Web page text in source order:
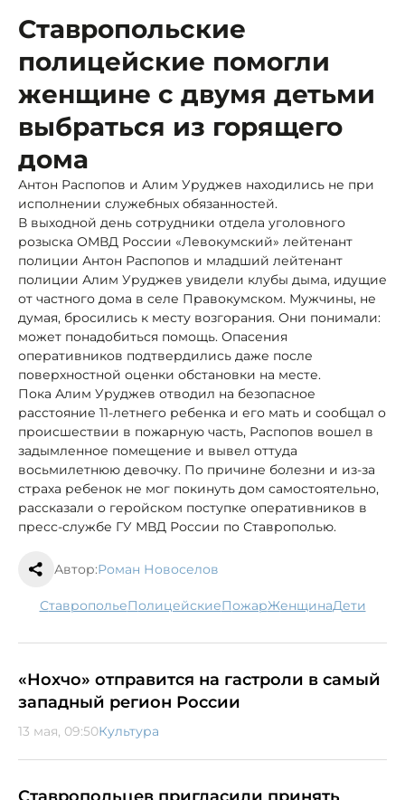
Ставропольские
полицейские помогли
женщине с двумя детьми
выбраться из горящего
дома
Антон Распопов и Алим Уруджев находились не при
исполнении служебных обязанностей.
В выходной день сотрудники отдела уголовного
розыска ОМВД России «Левокумский» лейтенант
полиции Антон Распопов и младший лейтенант
полиции Алим Уруджев увидели клубы дыма, идущие
от частного дома в селе Правокумском. Мужчины, не
думая, бросились к месту возгорания. Они понимали:
может понадобиться помощь. Опасения
оперативников подтвердились даже после
поверхностной оценки обстановки на месте.
Пока Алим Уруджев отводил на безопасное
расстояние 11-летнего ребенка и его мать и сообщал о
происшествии в пожарную часть, Распопов вошел в
задымленное помещение и вывел оттуда
восьмилетнюю девочку. По причине болезни и из-за
страха ребенок не мог покинуть дом самостоятельно,
рассказали о геройском поступке оперативников в
пресс-службе ГУ МВД России по Ставрополью.
Автор:Роман Новоселов
Ставрополье полицейские пожар женщина дети
«Нохчо» отправится на гастроли в самый
западный регион России
13 мая, 09:50Культура